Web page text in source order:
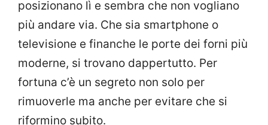
posizionano lì e sembra che non vogliano
più andare via. Che sia smartphone o
televisione e finanche le porte dei forni più
moderne, si trovano dappertutto. Per
fortuna c’è un segreto non solo per
rimuoverle ma anche per evitare che si
riformino subito.